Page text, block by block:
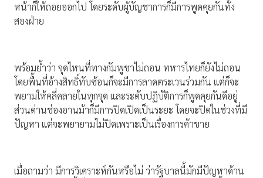
หน้าก็ให้ถอยออกไป โดยระดับผู้บัญชาการก็มีการพูดคุยกันทั้ง
สองฝ่าย
พร้อมย้ำว่า จุดไหนที่ทางกัมพูชาไม่ถอน ทหารไทยก็ยังไม่ถอน
โดยพื้นที่อ้างสิทธิ์ทับซ้อนก็จะมีการลาดตระเวนร่วมกัน แต่ก็จะ
พยามให้คลี่คลายในทุกจุด และระดับปฏิบัติการก็พูดคุยกันดีอยู่
ส่วนด่านช่องอานม้าก็มีการปิดเปิดเป็นระยะ โดยจะปิดในช่วงที่มี
ปัญหา แต่จะพยายามไม่ปิดเพราะเป็นเรื่องการค้าขาย
เมื่อถามว่า มีการวิเคราะห์กันหรือไม่ ว่ารัฐบาลนี้มักมีปัญหาด้าน